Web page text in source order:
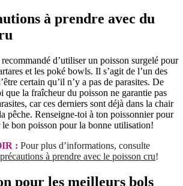
à prendre avec du
d’utiliser un poisson surgelé pour
et les poké bowls. Il s’agit de l’un des
certain qu’il n’y a pas de parasites. De
que la fraîcheur du poisson ne garantie pas
car ces derniers sont déjà dans la chair
pêche. Renseigne-toi à ton poissonnier pour
le bon poisson pour la bonne utilisation!
: Pour plus d’informations, consulte
précautions à prendre avec le poisson cru!
pour les meilleurs bols